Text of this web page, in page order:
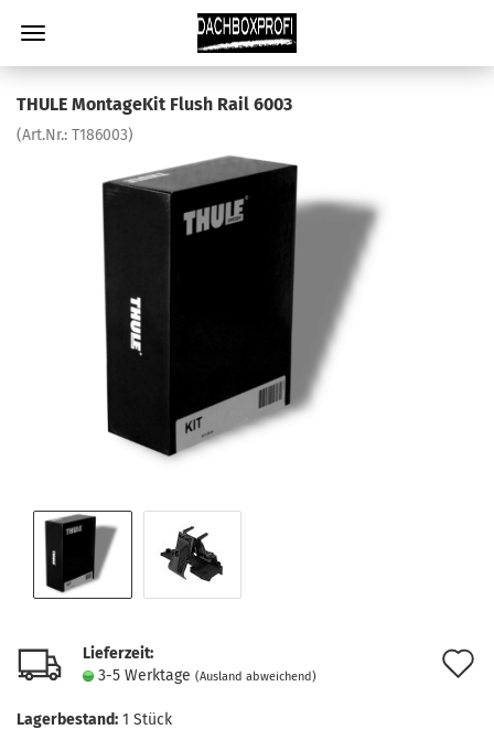
THULE MontageKit Flush Rail 6003
(Art.Nr.: T186003)
Lieferzeit:
3-5 Werktage (Ausland abweichend)
Lagerbestand: 1 Stück